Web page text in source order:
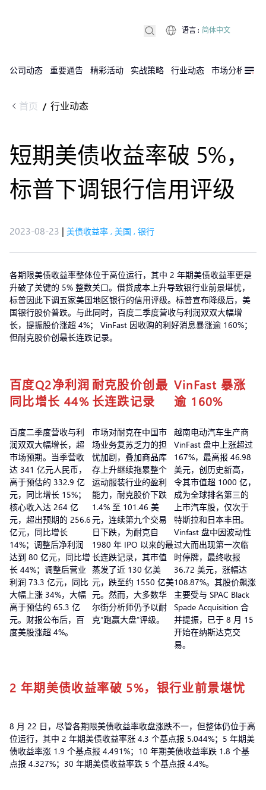
公司动态 重要通告 精彩活动 实战策略 行业动态 市场分析
语言 : 简体中文
首页 / 行业动态
短期美债收益率破 5%，
标普下调银行信用评级
2023-08-23 | 美债收益率 , 美国 , 银行
各期限美债收益率整体位于高位运行，其中 2 年期美债收益率更是
升破了关键的 5% 整数关口。借贷成本上升导致银行业前景堪忧，
标普因此下调五家美国地区银行的信用评级。标普宣布降级后，美
国银行股价普跌。与此同时，百度二季度营收与利润双双大幅增
长，提振股价涨超 4%； VinFast 因收购的利好消息暴涨逾 160%；
但耐克股价创最长连跌记录。
百度Q2净利润
同比增长 44%
百度二季度营收与利
润双双大幅增长，超
市场预期。当季营收
达 341 亿元人民币，
高于预估的 332.9 亿
元，同比增长 15%；
核心收入达 264 亿
元，超出预期的 256.6
亿元，同比增长
14%；调整后净利润
达到 80 亿元，同比增
长 44%；调整后营业
利润 73.3 亿元，同比
大幅上涨 34%，大幅
高于预估的 65.3 亿
元。财报公布后，百
度美股涨超 4%。
耐克股价创最
长连跌记录
市场对耐克在中国市
场业务复苏乏力的担
忧加剧，叠加商品库
存上升继续拖累整个
运动服装行业的盈利
能力，耐克股价下跌
1.4% 至 101.46 美
元，连续第九个交易
日下跌，为耐克自
1980 年 IPO 以来的最
长连跌记录，其市值
蒸发了近 130 亿美
元，跌至约 1550 亿美
元。然而，大多数华
尔街分析师仍予以耐
克“跑赢大盘”评级。
VinFast 暴涨
逾 160%
越南电动汽车生产商
VinFast 盘中上涨超过
167%，最高报 46.98
美元，创历史新高，
令其市值超 1000 亿，
成为全球排名第三的
上市汽车股，仅次于
特斯拉和日本丰田。
Vinfast 盘中因波动性
过大而出现第一次临
时停牌，最终收报
36.72 美元，涨幅达
108.87%。其股价飙涨
主要受与 SPAC Black
Spade Acquisition 合
并提振，已于 8 月 15
开始在纳斯达克交
易。
2 年期美债收益率破 5%，银行业前景堪忧
8 月 22 日，尽管各期限美债收益率收盘涨跌不一，但整体仍位于高
位运行，其中 2 年期美债收益率涨 4.3 个基点报 5.044%；5 年期美
债收益率涨 1.9 个基点报 4.491%；10 年期美债收益率跌 1.8 个基
点报 4.327%；30 年期美债收益率跌 5 个基点报 4.4%。